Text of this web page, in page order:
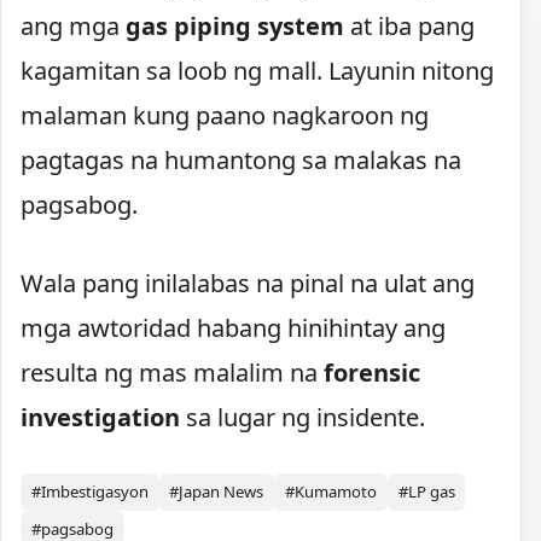
ang mga gas piping system at iba pang
kagamitan sa loob ng mall. Layunin nitong
malaman kung paano nagkaroon ng
pagtagas na humantong sa malakas na
pagsabog.
Wala pang inilalabas na pinal na ulat ang
mga awtoridad habang hinihintay ang
resulta ng mas malalim na forensic
investigation sa lugar ng insidente.
#Imbestigasyon #Japan News #Kumamoto
#LP gas
#pagsabog